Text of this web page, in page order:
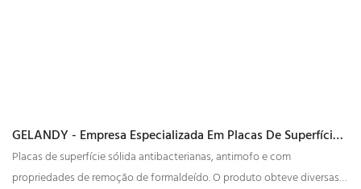
GELANDY - Empresa Especializada Em Placas De Superfície
Sólida De Alta Qualidade, Antibacterianas, Resistentes A
Mofo E Com Capacidade De Remoção De Formaldeído.
Placas de superfície sólida antibacterianas, antimofo e com
propriedades de remoção de formaldeído. O produto obteve diversas